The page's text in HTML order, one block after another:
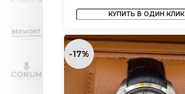
КУПИТЬ В ОДИН КЛИК
-17%